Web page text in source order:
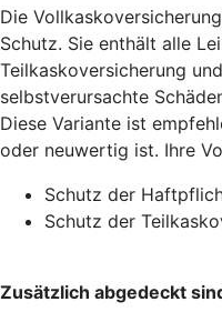
Die
Schutz. Sie enthält alle
Teilkaskoversicherung
selbstverursachte
Diese Variante ist
oder neuwertig ist. Ihre
Schutz der
Schutz der
Zusätzlich abgedeckt